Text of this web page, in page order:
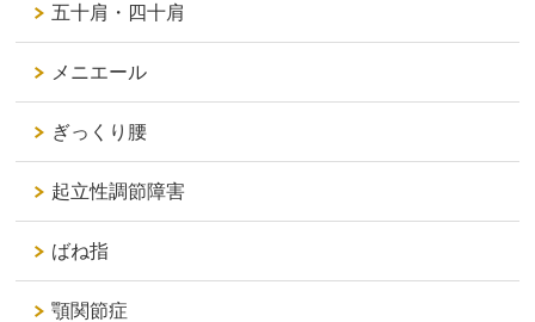
五十肩・四十肩
メニエール
ぎっくり腰
起立性調節障害
ばね指
顎関節症